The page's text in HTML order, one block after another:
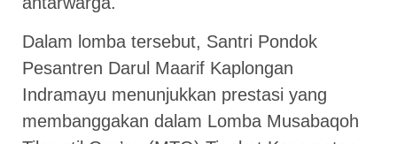
Dalam lomba tersebut, Santri Pondok
Pesantren Darul Maarif Kaplongan
Indramayu menunjukkan prestasi yang
membanggakan dalam Lomba Musabaqoh